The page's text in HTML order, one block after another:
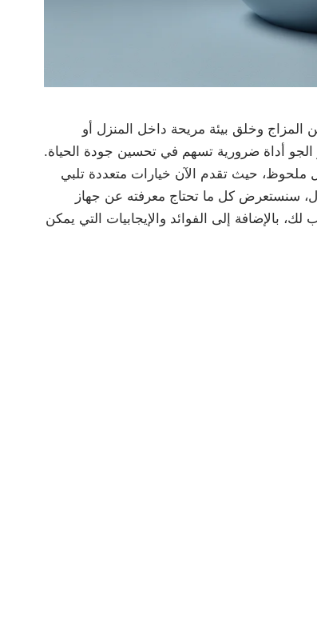
المزاج وخلق بيئة مريحة داخل المنزل أو
الجو أداة ضرورية تسهم في تحسين جودة الحياة.
حيث تقدم الآن خيارات متعددة تلبي
سنستعرض كل ما تحتاج معرفته عن جهاز
بالإضافة إلى الفوائد والإيجابيات التي يمكن